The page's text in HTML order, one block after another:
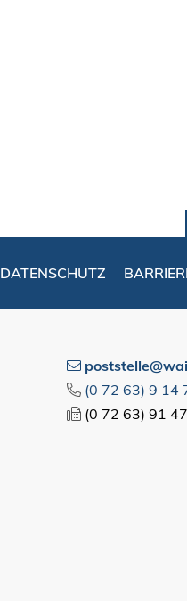
DATENSCHUTZ
(0 72 63) 9 14
(0 72 63) 91